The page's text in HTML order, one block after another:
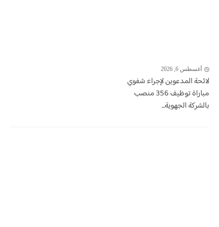
أغسطس 6, 2026
لائحة المدعوين لإجراء شفوي
مباراة توظيف 356 منصب
بالشركة الجهوية...